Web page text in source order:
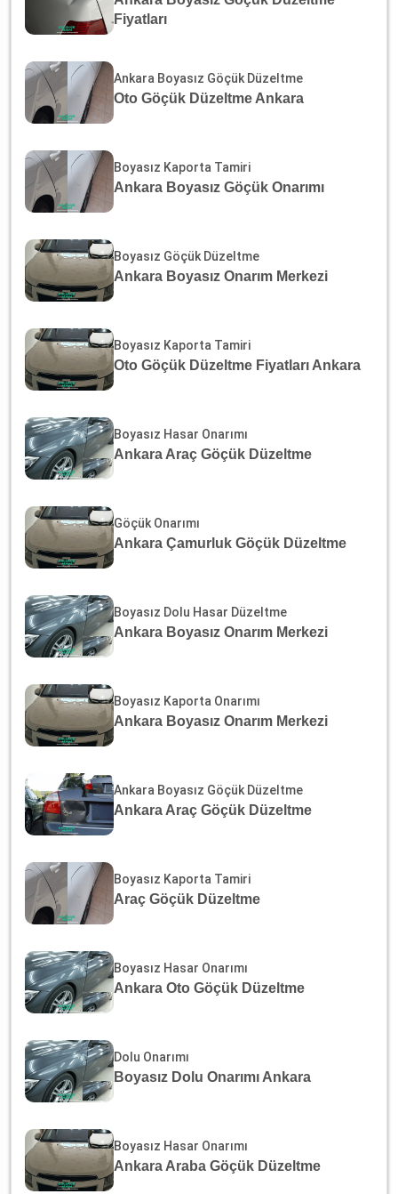
Fiyatları
Ankara Boyasız Göçük Düzeltme
Oto Göçük Düzeltme Ankara
Boyasız Kaporta Tamiri
Ankara Boyasız Göçük Onarımı
Boyasız Göçük Düzeltme
Ankara Boyasız Onarım Merkezi
Boyasız Kaporta Tamiri
Oto Göçük Düzeltme Fiyatları Ankara
Boyasız Hasar Onarımı
Ankara Araç Göçük Düzeltme
Göçük Onarımı
Ankara Çamurluk Göçük Düzeltme
Boyasız Dolu Hasar Düzeltme
Ankara Boyasız Onarım Merkezi
Boyasız Kaporta Onarımı
Ankara Boyasız Onarım Merkezi
Ankara Boyasız Göçük Düzeltme
Ankara Araç Göçük Düzeltme
Boyasız Kaporta Tamiri
Araç Göçük Düzeltme
Boyasız Hasar Onarımı
Ankara Oto Göçük Düzeltme
Dolu Onarımı
Boyasız Dolu Onarımı Ankara
Boyasız Hasar Onarımı
Ankara Araba Göçük Düzeltme